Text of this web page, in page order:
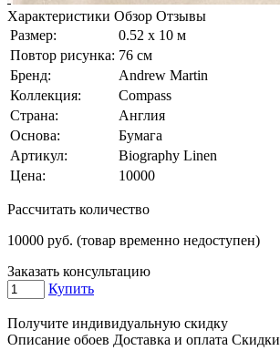
Характеристики Обзор Отзывы
Размер:
0.52 x 10 м
Повтор рисунка: 76 см
Бренд:
Andrew Martin
Коллекция:
Compass
Страна:
Англия
Основа:
Бумага
Артикул:
Biography Linen
Цена:
10000
Рассчитать количество
10000 руб. (товар временно недоступен)
Заказать консультацию
Купить
Получите индивидуальную скидку
Описание обоев Доставка и оплата Скидки